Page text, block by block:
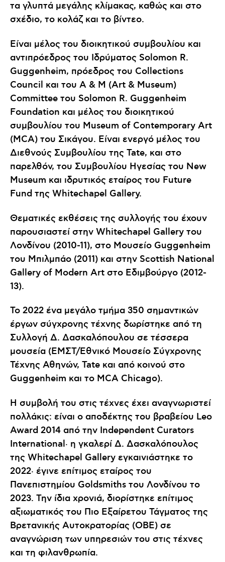
τα γλυπτά μεγάλης κλίμακας, καθώς και στο
σχέδιο, το κολάζ και το βίντεο.
Είναι μέλος του διοικητικού συμβουλίου και
αντιπρόεδρος του Ιδρύματος Solomon R.
Guggenheim, πρόεδρος του Collections
Council και του A & M (Art & Museum)
Committee του Solomon R. Guggenheim
Foundation και μέλος του διοικητικού
συμβουλίου του Museum of Contemporary Art
(MCA) του Σικάγου. Είναι ενεργό μέλος του
Διεθνούς Συμβουλίου της Tate, και στο
παρελθόν, του Συμβουλίου Ηγεσίας του New
Museum και ιδρυτικός εταίρος του Future
Fund της Whitechapel Gallery.
Θεματικές εκθέσεις της συλλογής του έχουν
παρουσιαστεί στην Whitechapel Gallery του
Λονδίνου (2010-11), στο Μουσείο Guggenheim
του Μπιλμπάο (2011) και στην Scottish National
Gallery of Modern Art στο Εδιμβούργο (2012-
13).
Το 2022 ένα μεγάλο τμήμα 350 σημαντικών
έργων σύγχρονης τέχνης δωρίστηκε από τη
Συλλογή Δ. Δασκαλόπουλου σε τέσσερα
μουσεία (ΕΜΣΤ/Εθνικό Μουσείο Σύγχρονης
Τέχνης Αθηνών, Tate και από κοινού στο
Guggenheim και το MCA Chicago).
Η συμβολή του στις τέχνες έχει αναγνωριστεί
πολλάκις: είναι ο αποδέκτης του βραβείου Leo
Award 2014 από την Independent Curators
International‧ η γκαλερί Δ. Δασκαλόπουλος
της Whitechapel Gallery εγκαινιάστηκε το
2022‧ έγινε επίτιμος εταίρος του
Πανεπιστημίου Goldsmiths του Λονδίνου το
2023. Την ίδια χρονιά, διορίστηκε επίτιμος
αξιωματικός του Πιο Εξαίρετου Τάγματος της
Βρετανικής Αυτοκρατορίας (OBE) σε
αναγνώριση των υπηρεσιών του στις τέχνες
και τη φιλανθρωπία.